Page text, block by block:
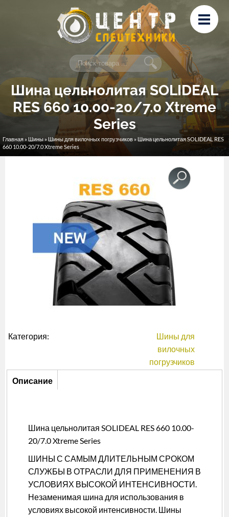
Перейти к основному содержанию
Лизинг
Сервис и ремонт
Контакты
Шина цельнолитая SOLIDEAL
RES 660 10.00-20/7.0 Xtreme
Series
Вы здесь
Главная » Шины » Шины для вилочных погрузчиков » Шина цельнолитая SOLIDEAL RES
660 10.00-20/7.0 Xtreme Series
Категория:
Шины для
вилочных
погрузчиков
Описание
Описание
Шина цельнолитая SOLIDEAL RES 660 10.00-
20/7.0 Xtreme Series
ШИНЫ С САМЫМ ДЛИТЕЛЬНЫМ СРОКОМ
СЛУЖБЫ В ОТРАСЛИ ДЛЯ ПРИМЕНЕНИЯ В
УСЛОВИЯХ ВЫСОКОЙ ИНТЕНСИВНОСТИ.
Незаменимая шина для использования в
условиях высокой интенсивности. Шины